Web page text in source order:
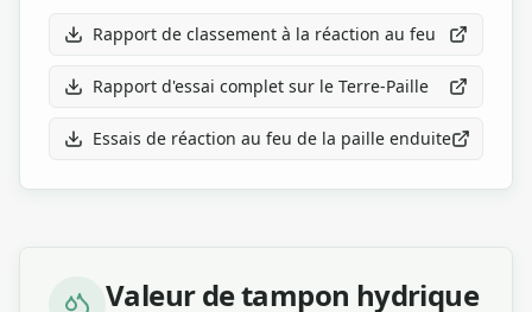
Rapport de classement à la réaction au feu
Rapport d'essai complet sur le Terre-Paille
Essais de réaction au feu de la paille enduite
Valeur de tampon hydrique